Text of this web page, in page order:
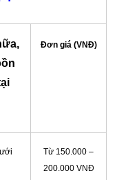
Đơn giá (VNĐ)
Từ 150.000 –
200.000 VNĐ